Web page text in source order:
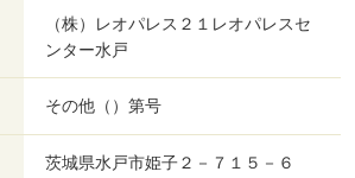
（株）レオパレス２１レオパレスセ
ンター水戸
その他（）第号
茨城県水戸市姫子２－７１５－６